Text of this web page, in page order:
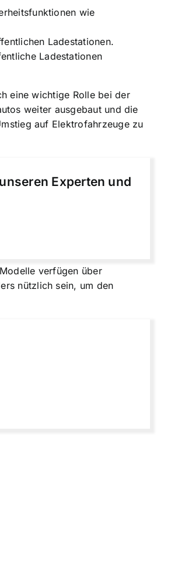
wie
Ladestationen.
Ladestationen
eine wichtige Rolle bei der
weiter ausgebaut und die
auf Elektrofahrzeuge zu
Experten und
verfügen über
nützlich sein, um den